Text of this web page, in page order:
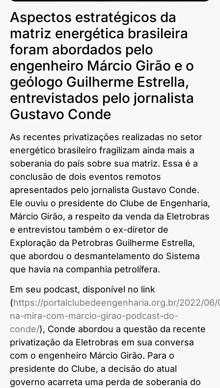
Aspectos estratégicos da
matriz energética brasileira
foram abordados pelo
engenheiro Márcio Girão e o
geólogo Guilherme Estrella,
entrevistados pelo jornalista
Gustavo Conde
As recentes privatizações realizadas no setor
energético brasileiro fragilizam ainda mais a
soberania do país sobre sua matriz. Essa é a
conclusão de dois eventos remotos
apresentados pelo jornalista Gustavo Conde.
Ele ouviu o presidente do Clube de Engenharia,
Márcio Girão, a respeito da venda da Eletrobras
e entrevistou também o ex-diretor de
Exploração da Petrobras Guilherme Estrella,
que abordou o desmantelamento do Sistema
que havia na companhia petrolífera.
Em seu podcast, disponível no link
(https://portalclubedeengenharia.org.br/2022/
na-mira-com-marcio-girao-podcast-do-
conde/), Conde abordou a questão da recente
privatização da Eletrobras em sua conversa
com o engenheiro Márcio Girão. Para o
presidente do Clube, a decisão do atual
governo acarreta uma perda de soberania do